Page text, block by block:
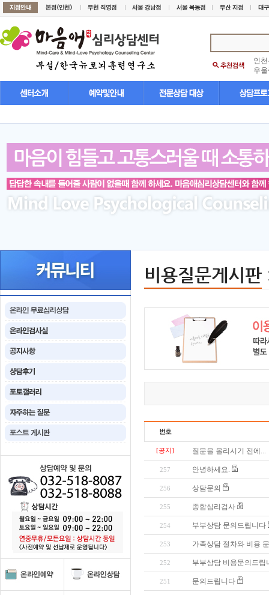
인
우
비용질문게시판
[공지] 질문을 올리시기 전에...
257 안녕하세요.
256 상담문의
255 종합심리검사
254 부부상담 문의드립니다
253 가족상담 절차와 비용
252 부부상담 비용문의드립
251 문의드립니다